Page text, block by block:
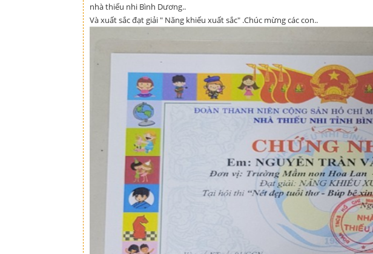
nhà thiếu nhi Bình Dương..
Và xuất sắc đạt giải " Năng khiếu xuất sắc" .Chúc mừng các con..